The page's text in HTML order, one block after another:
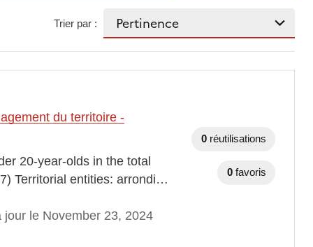
Trier par :
du territoire -
20-year-olds in the total
Territorial entities: arrondi…
jour le November 23, 2024
0 réutilisations
0 favoris